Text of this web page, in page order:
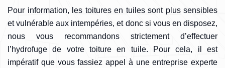
Pour information, les toitures en tuiles sont plus sensibles
et vulnérable aux intempéries, et donc si vous en disposez,
nous vous recommandons strictement d’effectuer
l’hydrofuge de votre toiture en tuile. Pour cela, il est
impératif que vous fassiez appel à une entreprise experte